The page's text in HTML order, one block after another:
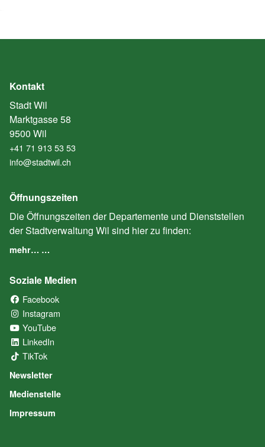
Kontakt
Stadt Wil
Marktgasse 58
9500 Wil
+41 71 913 53 53
info@stadtwil.ch
Öffnungszeiten
Die Öffnungszeiten der Departemente und Dienststellen
der Stadtverwaltung Wil sind hier zu finden:
mehr… …
Soziale Medien
Facebook
Instagram
YouTube
LinkedIn
TikTok
Newsletter
Medienstelle
Impressum